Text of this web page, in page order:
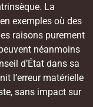
La
exemples où des
raisons purement
néanmoins
d’État dans sa
l’erreur matérielle
sans impact sur